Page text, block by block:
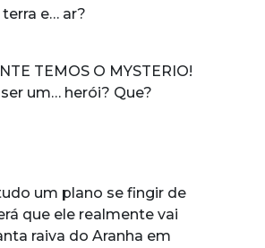
e… ar?
TEMOS O MYSTERIO!
um… herói? Que?
um plano se fingir de
que ele realmente vai
raiva do Aranha em